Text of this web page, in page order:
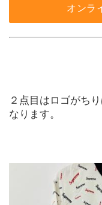
オンラ
２点目はロゴがち
なります。